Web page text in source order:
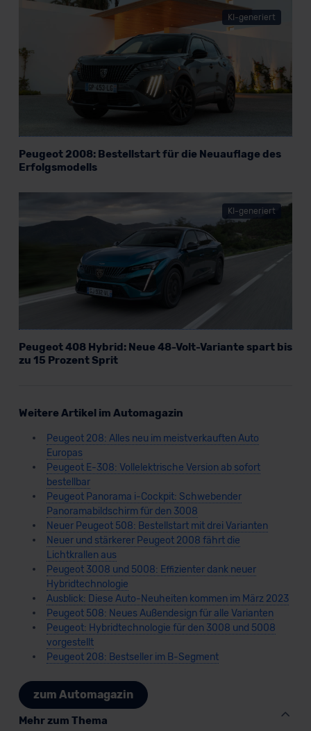
KI-generiert
Peugeot 2008: Bestellstart für die Neuauflage des
Erfolgsmodells
KI-generiert
Peugeot 408 Hybrid: Neue 48-Volt-Variante spart bis
zu 15 Prozent Sprit
Weitere Artikel im Automagazin
Peugeot 208: Alles neu im meistverkauften Auto
Europas
Peugeot E-308: Vollelektrische Version ab sofort
bestellbar
Peugeot Panorama i-Cockpit: Schwebender
Panoramabildschirm für den 3008
Neuer Peugeot 508: Bestellstart mit drei Varianten
Neuer und stärkerer Peugeot 2008 fährt die
Lichtkrallen aus
Peugeot 3008 und 5008: Effizienter dank neuer
Hybridtechnologie
Ausblick: Diese Auto-Neuheiten kommen im März 2023
Peugeot 508: Neues Außendesign für alle Varianten
Peugeot: Hybridtechnologie für den 3008 und 5008
vorgestellt
Peugeot 208: Bestseller im B-Segment
zum Automagazin
Mehr zum Thema